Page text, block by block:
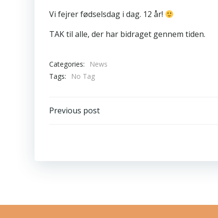
Vi fejrer fødselsdag i dag. 12 år!
TAK til alle, der har bidraget gennem tiden.
Categories:
News
Tags:
No Tag
Post
Previous post